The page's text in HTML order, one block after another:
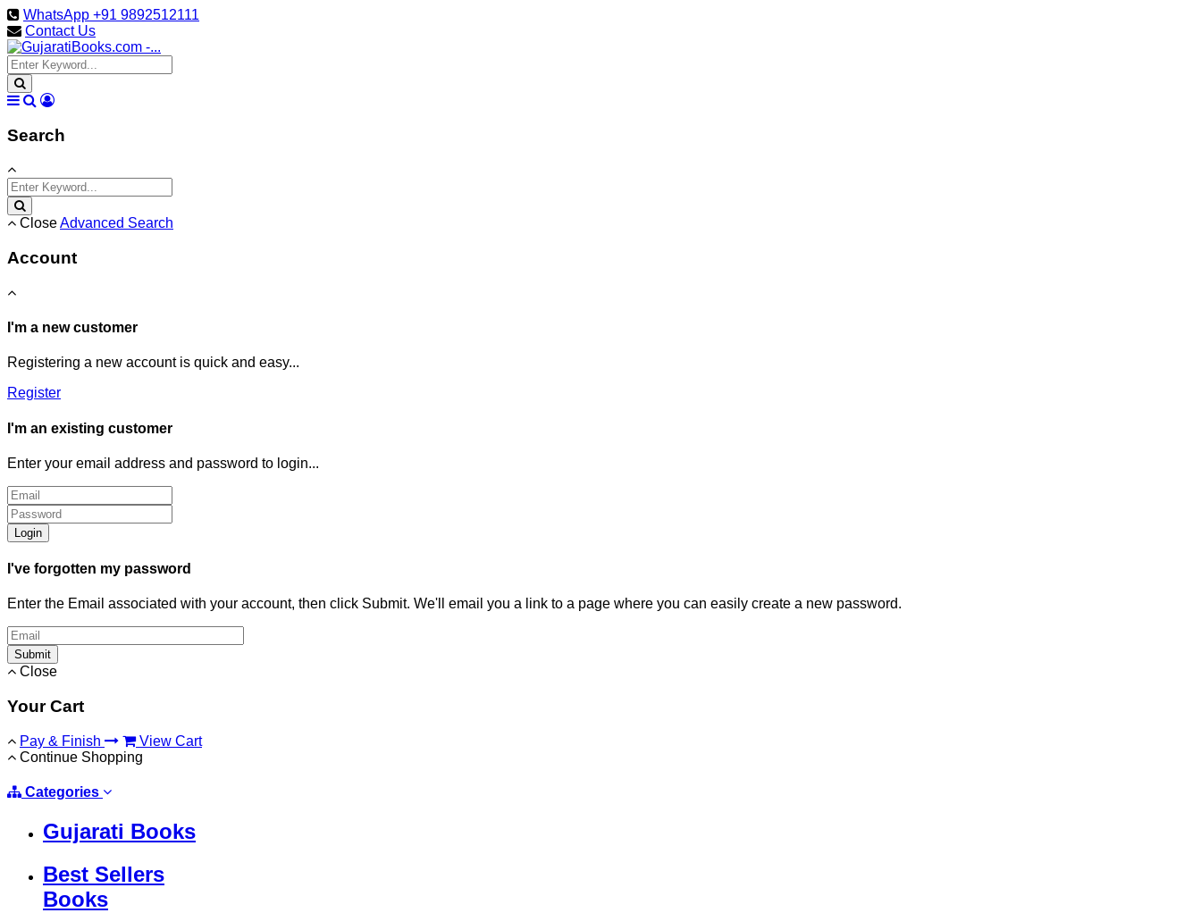
WhatsApp +91 9892512111
Contact Us
Search
CloseAdvanced Search
Account
I'm a new customer
Registering a new account is quick and easy...
Register
I'm an existing customer
Enter your email address and password to login...
Login
I've forgotten my password
Enter the Email associated with your account, then click Submit. We'll email you a link to a page where you can easily create a new password.
Submit
Close
Your Cart
Pay & Finish
View Cart
Continue Shopping
Categories
Gujarati Books
Best Sellers
Books